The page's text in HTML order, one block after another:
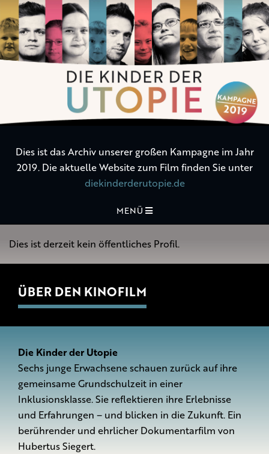
Die
Kinder
der
Dies ist das Archiv unserer großen Kampagne im Jahr
2019. Die aktuelle Website zum Film finden Sie unter
diekinderderutopie.de
MENÜ
Dies ist derzeit kein öffentliches Profil.
ÜBER DEN KINOFILM
Die Kinder der Utopie
Sechs junge Erwachsene schauen zurück auf ihre
gemeinsame Grundschulzeit in einer
Inklusionsklasse. Sie reflektieren ihre Erlebnisse
und Erfahrungen – und blicken in die Zukunft. Ein
berührender und ehrlicher Dokumentarfilm von
Hubertus Siegert.